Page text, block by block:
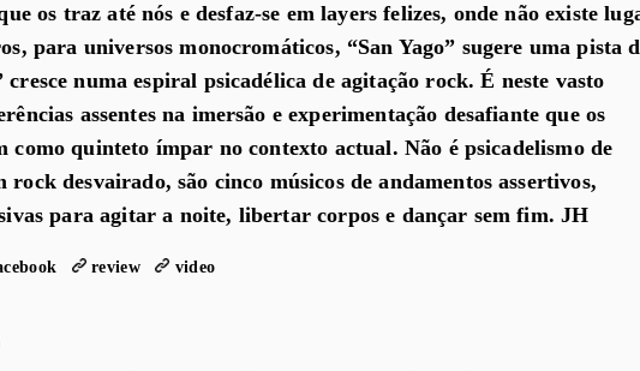
os traz até nós e desfaz-se em layers felizes, onde não existe
para universos monocromáticos, “San Yago” sugere uma pista
cresce numa espiral psicadélica de agitação rock. É neste vasto
assentes na imersão e experimentação desafiante que os
como quinteto ímpar no contexto actual. Não é psicadelismo de
rock desvairado, são cinco músicos de andamentos assertivos,
para agitar a noite, libertar corpos e dançar sem fim. JH
review video